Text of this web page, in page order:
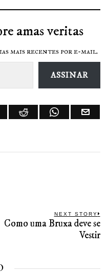
amas veritas
mais recentes por e-mail.
ASSINAR
NEXT STORY
Como uma Bruxa deve se
Vestir